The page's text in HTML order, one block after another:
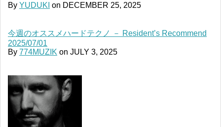
By YUDUKI on DECEMBER 25, 2025
今週のオススメハードテクノ － Resident’s Recommend
2025/07/01
By 774MUZIK on JULY 3, 2025